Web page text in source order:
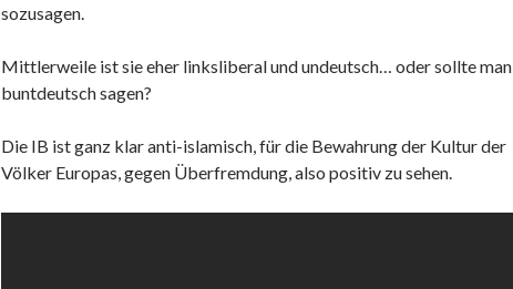
sozusagen.
Mittlerweile ist sie eher linksliberal und undeutsch… oder sollte man
buntdeutsch sagen?
Die IB ist ganz klar anti-islamisch, für die Bewahrung der Kultur der
Völker Europas, gegen Überfremdung, also positiv zu sehen.